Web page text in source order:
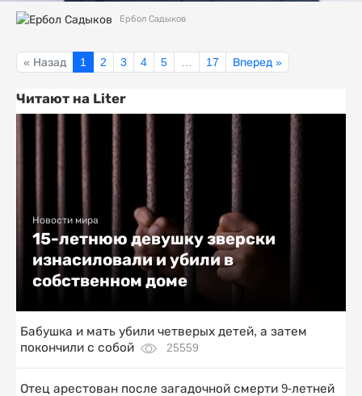
Ербол Садыков
« Назад 1 2 3 4 5 17 Вперед »
Читают на Liter
Новости мира
15-летнюю девушку зверски
изнасиловали и убили в
собственном доме
Бабушка и мать убили четверых детей, а затем
покончили с собой
25559
Отец арестован после загадочной смерти 9-летней